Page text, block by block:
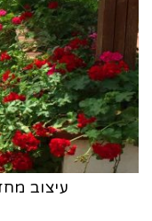
עיצוב